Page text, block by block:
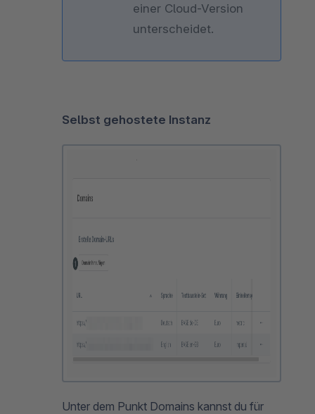
einer Cloud-Version
unterscheidet.
Selbst gehostete Instanz
Unter dem Punkt Domains kannst du für